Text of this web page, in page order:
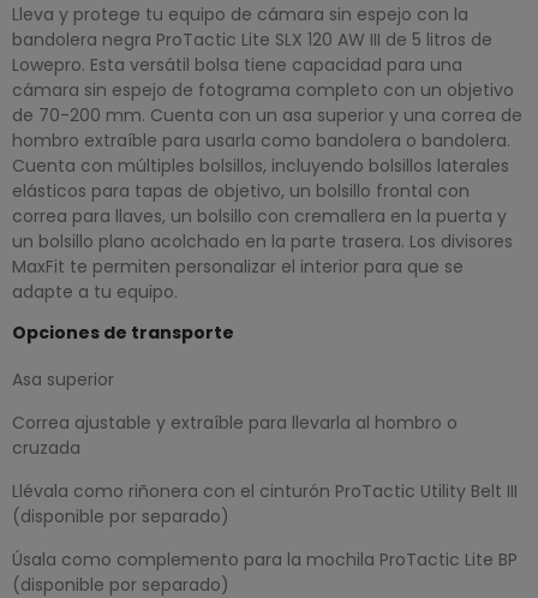
Lleva y protege tu equipo de cámara sin espejo con la
bandolera negra ProTactic Lite SLX 120 AW III de 5 litros de
Lowepro. Esta versátil bolsa tiene capacidad para una
cámara sin espejo de fotograma completo con un objetivo
de 70-200 mm. Cuenta con un asa superior y una correa de
hombro extraíble para usarla como bandolera o bandolera.
Cuenta con múltiples bolsillos, incluyendo bolsillos laterales
elásticos para tapas de objetivo, un bolsillo frontal con
correa para llaves, un bolsillo con cremallera en la puerta y
un bolsillo plano acolchado en la parte trasera. Los divisores
MaxFit te permiten personalizar el interior para que se
adapte a tu equipo.
Opciones de transporte
Asa superior
Correa ajustable y extraíble para llevarla al hombro o
cruzada
Llévala como riñonera con el cinturón ProTactic Utility Belt III
(disponible por separado)
Úsala como complemento para la mochila ProTactic Lite BP
(disponible por separado)